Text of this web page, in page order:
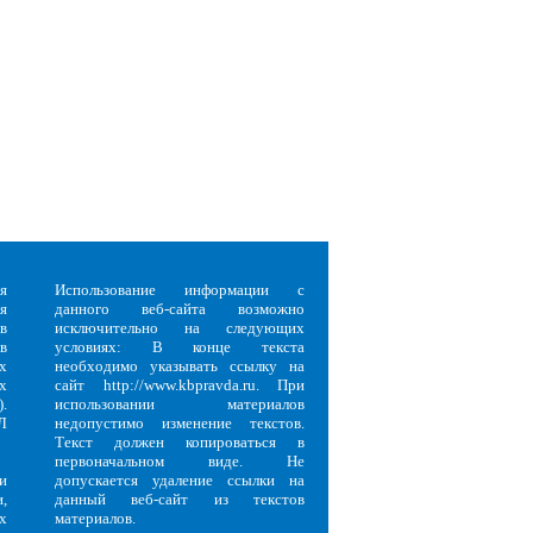
Использование информации с
данного веб-сайта возможно
исключительно на следующих
условиях: В конце текста
необходимо указывать ссылку на
сайт http://www.kbpravda.ru. При
использовании материалов
недопустимо изменение текстов.
Текст должен копироваться в
первоначальном виде. Не
допускается удаление ссылки на
данный веб-сайт из текстов
материалов.